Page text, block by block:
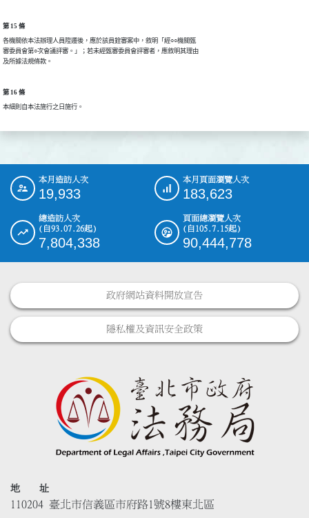
第 15 條
各機關依本法辦理人員陞遷後，應於該員銓審案中，敘明「經○○機關甄
審委員會第○次會議評審。」；若未經甄審委員會評審者，應敘明其理由
及所據法規條款。
第 16 條
本細則自本法施行之日施行。
::: 本月造訪人次
19,933
本月頁面瀏覽人次
183,623
總造訪人次
(自93.07.26起)
7,804,338
頁面總瀏覽人次
(自105.7.15起)
90,444,778
政府網站資料開放宣告
隱私權及資訊安全政策
地 址
110204 臺北市信義區市府路1號8樓東北區